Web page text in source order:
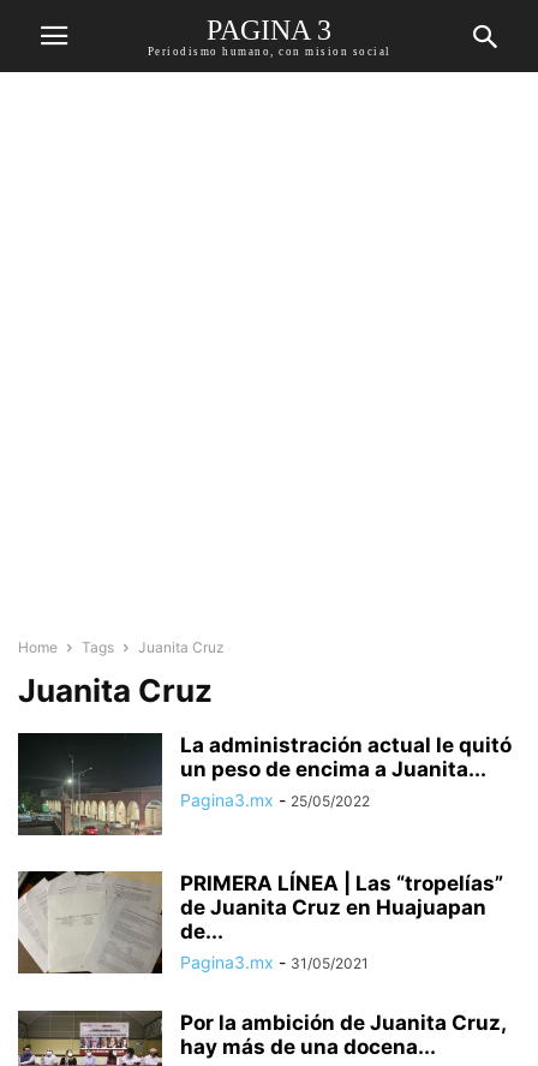
PAGINA 3
Periodismo humano, con mision social
Home Tags Juanita Cruz
Juanita Cruz
La administración actual le quitó
un peso de encima a Juanita...
Pagina3.mx - 25/05/2022
PRIMERA LÍNEA | Las “tropelías”
de Juanita Cruz en Huajuapan
de...
Pagina3.mx - 31/05/2021
Por la ambición de Juanita Cruz,
hay más de una docena...